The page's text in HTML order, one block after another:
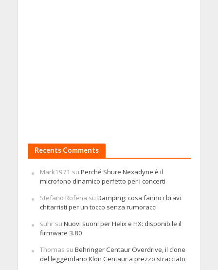
Recents Comments
Mark1971 su Perché Shure Nexadyne è il
microfono dinamico perfetto per i concerti
Stefano Rofena su Damping: cosa fanno i bravi
chitarristi per un tocco senza rumoracci
suhrsu Nuovi suoni per Helix e HX: disponibile il
firmware 3.80
Thomas su Behringer Centaur Overdrive, il clone
del leggendario Klon Centaur a prezzo stracciato